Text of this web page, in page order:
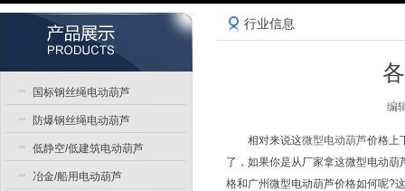
行业信息
编
相对来说这微型电动葫芦价格上
了，如果你是从厂家拿这微型电动
格和广州微型电动葫芦价格如何呢?
国标钢丝绳电动葫芦
防爆钢丝绳电动葫芦
低静空/低建筑电动葫芦
冶金/船用电动葫芦